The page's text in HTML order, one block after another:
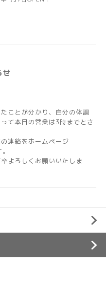
せ
ことが分かり、自分の体調
て本日の営業は3時までとさ
連絡をホームページ
よろしくお願いいたしま